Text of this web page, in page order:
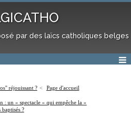
par des laïcs catholiques belges
réjouissant ? Page d'accueil
: un « spectacle » qui empêche la «
?